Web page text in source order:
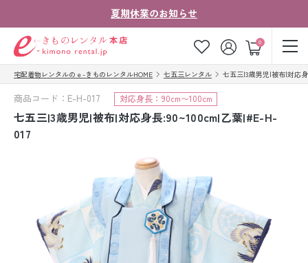
夏期休業のお知らせ
0
ゲスト
お気に入り ログイン カート
ご注文の流れ
会社案内
お客様の声
お問い合わせ
法人・グループの
お客様はこちら
着物の種類から探す
宅配着物レンタルのｅ-きものレンタルHOME 七五三レンタル 七五三|3歳男児|被布|対応身
商品コード：E-H-017 対応身長：90cm〜100cm
七五三|3歳男児|被布|対応身長:90~100cm|乙葉|#E-H-
017